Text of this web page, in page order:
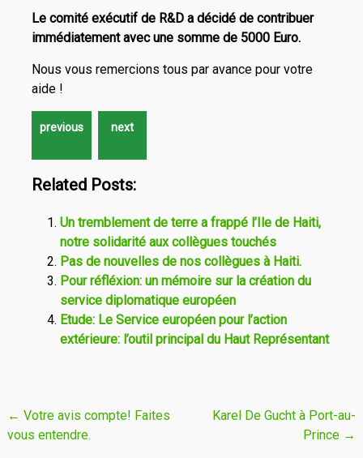
Le comité exécutif de R&D a décidé de contribuer
immédiatement avec une somme de 5000 Euro.
Nous vous remercions tous par avance pour votre
aide !
Related Posts:
Un tremblement de terre a frappé l’Ile de Haiti,
notre solidarité aux collègues touchés
Pas de nouvelles de nos collègues à Haiti.
Pour réfléxion: un mémoire sur la création du
service diplomatique européen
Etude: Le Service européen pour l’action
extérieure: l’outil principal du Haut Représentant
Navigation
de
← Votre avis compte! Faites
vous entendre.
Karel De Gucht à Port-au-
Prince →